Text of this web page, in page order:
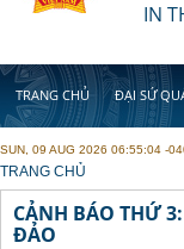
IN
TRANG CHỦ ĐẠI SỨ
SUN, 09 AUG 2026 06:55:04 -
YOU ARE HERE
TRANG CHỦ
CẢNH BÁO THỨ
ĐẢO